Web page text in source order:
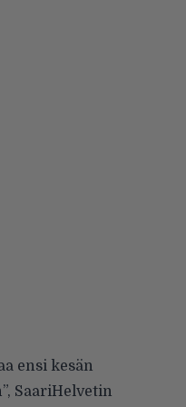
ensi kesän
SaariHelvetin